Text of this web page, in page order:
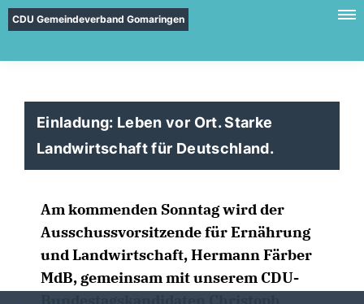
CDU Gemeindeverband Gomaringen
Einladung: Leben vor Ort. Starke
Landwirtschaft für Deutschland.
Am kommenden Sonntag wird der
Ausschussvorsitzende für Ernährung
und Landwirtschaft, Hermann Färber
MdB, gemeinsam mit unserem CDU-